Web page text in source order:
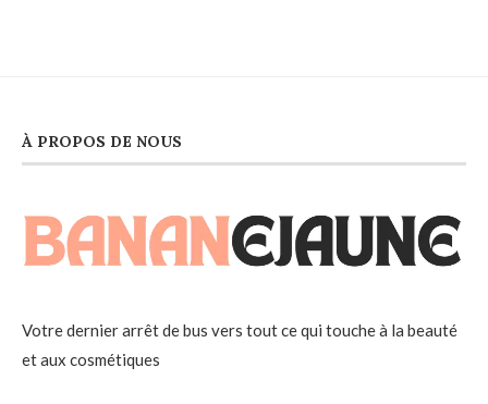
À PROPOS DE NOUS
Votre dernier arrêt de bus vers tout ce qui touche à la beauté
et aux cosmétiques